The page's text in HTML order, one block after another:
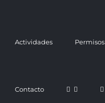
Actividades Permisos
Contacto